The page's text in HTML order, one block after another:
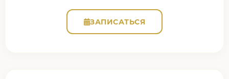
ЗАПИСАТЬСЯ